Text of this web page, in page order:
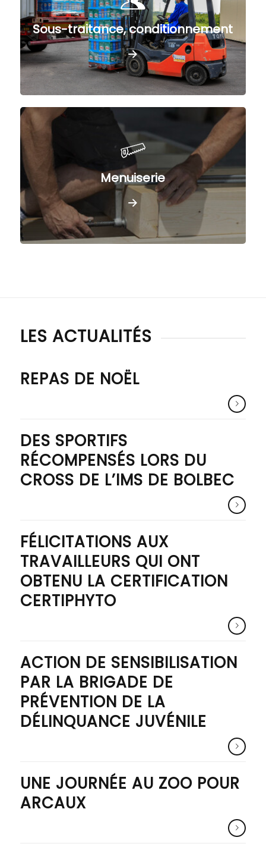
Sous-traitance, conditionnement
Menuiserie
LES ACTUALITÉS
REPAS DE NOËL
DES SPORTIFS
RÉCOMPENSÉS LORS DU
CROSS DE L’IMS DE BOLBEC
FÉLICITATIONS AUX
TRAVAILLEURS QUI ONT
OBTENU LA CERTIFICATION
CERTIPHYTO
ACTION DE SENSIBILISATION
PAR LA BRIGADE DE
PRÉVENTION DE LA
DÉLINQUANCE JUVÉNILE
UNE JOURNÉE AU ZOO POUR
ARCAUX